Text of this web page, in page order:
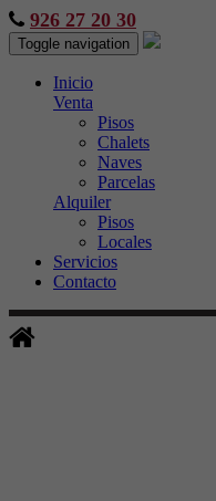
926 27 20 30
Toggle navigation
Inicio
Venta
Pisos
Chalets
Naves
Parcelas
Alquiler
Pisos
Locales
Servicios
Contacto